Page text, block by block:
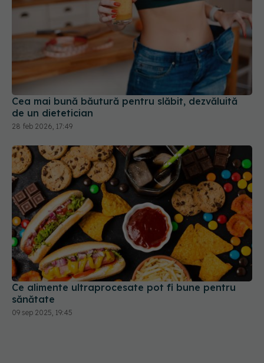
Cea mai bună băutură pentru slăbit, dezvăluită
de un dietetician
28 feb 2026, 17:49
Ce alimente ultraprocesate pot fi bune pentru
sănătate
09 sep 2025, 19:45